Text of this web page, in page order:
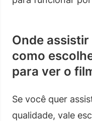
Onde
como
para ver o
Se você quer
qualidade, vale